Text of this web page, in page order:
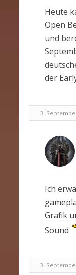
Heute
Open
und
der
3.
Ich
Grafik
Sound
3.